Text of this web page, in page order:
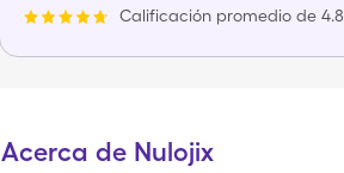
Calificación promedio de 4.8
Acerca de Nulojix